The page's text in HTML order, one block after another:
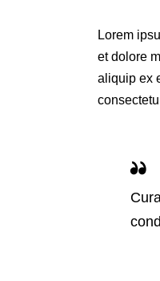
Lorem
et dolore
aliquip ex